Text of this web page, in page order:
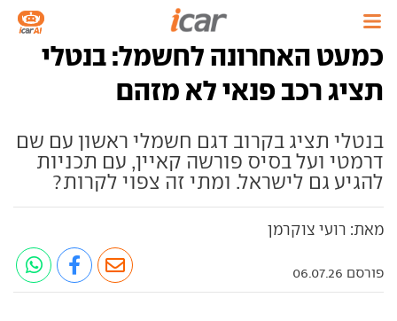
כמעט האחרונה לחשמל: בנטלי
תציג רכב פנאי לא מזהם
בנטלי תציג בקרוב דגם חשמלי ראשון עם שם
דרמטי ועל בסיס פורשה קאיין, עם תכניות
להגיע גם לישראל. ומתי זה צפוי לקרות?
מאת: רועי צוקרמן
פורסם 06.07.26